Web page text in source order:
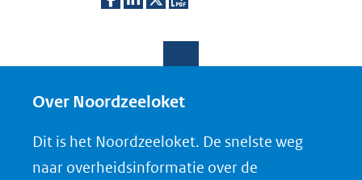
e
o
p
e
o
p
e
o
p
n
o
a
Over Noordzeeloket
Dit is het Noordzeeloket. De snelste weg
naar overheidsinformatie over de